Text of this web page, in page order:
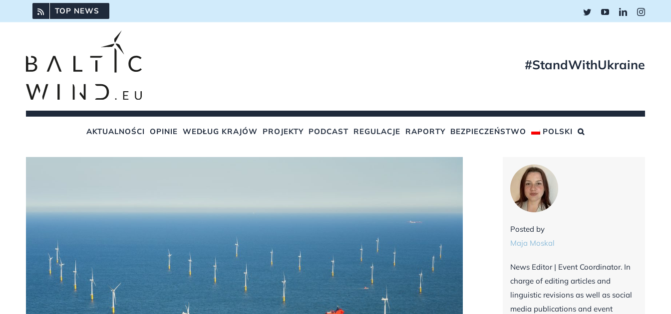
do
TOP NEWS TwitterYouTubeLinkedIn
#StandWithUkraine
AKTUALNOŚCI OPINIE WEDŁUG KRAJÓW PROJEKTY PODCAST REGULACJE RAPORTY BEZPIECZEŃSTWO POLSKI
Posted by
Maja Moskal
News Editor | Event Coordinator. In
charge of editing articles and
linguistic revisions as well as social
media publications and event